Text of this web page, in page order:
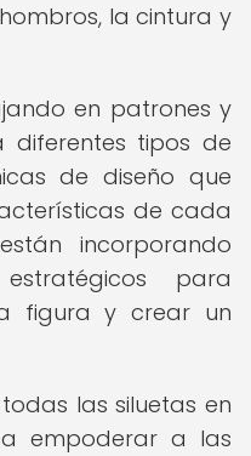
la cintura y
en patrones y
diferentes tipos de
de diseño que
de cada
incorporando
para
figura y crear un
las siluetas en
empoderar a las